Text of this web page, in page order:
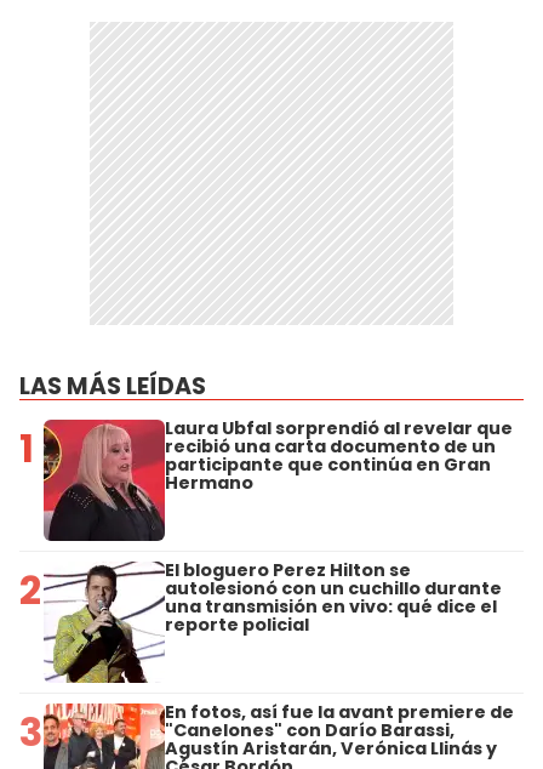
LAS MÁS LEÍDAS
1 Laura Ubfal sorprendió al revelar que
recibió una carta documento de un
participante que continúa en Gran
Hermano
2 El bloguero Perez Hilton se
autolesionó con un cuchillo durante
una transmisión en vivo: qué dice el
reporte policial
3 En fotos, así fue la avant premiere de
"Canelones" con Darío Barassi,
Agustín Aristarán, Verónica Llinás y